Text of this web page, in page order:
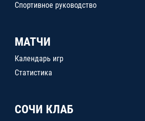
Спортивное руководство
МАТЧИ
Календарь игр
Статистика
СОЧИ КЛАБ